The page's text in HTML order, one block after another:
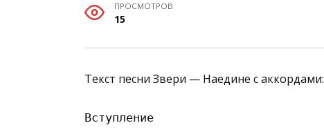
ПРОСМОТРОВ
15
Текст песни Звери — Наедине с аккордами:
Вступление